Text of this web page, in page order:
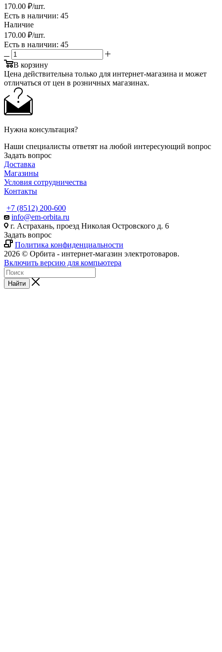
170.00 ₽/шт.
Есть в наличии: 45
Наличие
170.00 ₽/шт.
Есть в наличии: 45
В корзину
Цена действительна только для интернет-магазина и может
отличаться от цен в розничных магазинах.
Нужна консультация?
Наши специалисты ответят на любой интересующий вопрос
Задать вопрос
Доставка
Магазины
Условия сотрудничества
Контакты
+7 (8512) 200-600
info@em-orbita.ru
г. Астрахань, проезд Николая Островского д. 6
Задать вопрос
Политика конфиденциальности
2026 © Орбита - интернет-магазин электротоваров.
Включить версию для компьютера
Найти